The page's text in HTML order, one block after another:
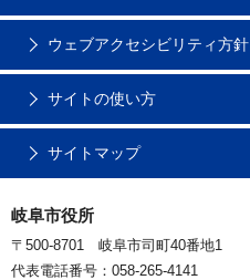
ウェブアクセシビリティ方針
サイトの使い方
サイトマップ
岐阜市役所
〒500-8701 岐阜市司町40番地1
代表電話番号：058-265-4141